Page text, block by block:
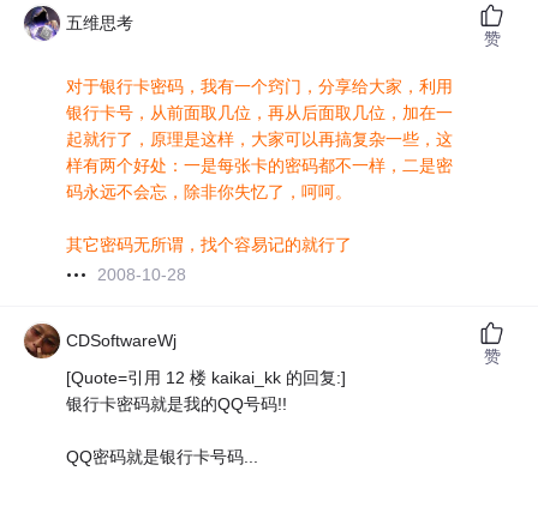
五维思考
对于银行卡密码，我有一个窍门，分享给大家，利用
银行卡号，从前面取几位，再从后面取几位，加在一
起就行了，原理是这样，大家可以再搞复杂一些，这
样有两个好处：一是每张卡的密码都不一样，二是密
码永远不会忘，除非你失忆了，呵呵。
其它密码无所谓，找个容易记的就行了
2008-10-28
赞
CDSoftwareWj
[Quote=引用 12 楼 kaikai_kk 的回复:]
银行卡密码就是我的QQ号码!!
QQ密码就是银行卡号码...
赞